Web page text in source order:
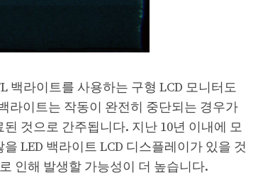
백라이트를 사용하는 구형 LCD 모니터도
라이트는 작동이 완전히 중단되는 경우가
것으로 간주됩니다. 지난 10년 이내에 모
LED 백라이트 LCD 디스플레이가 있을 것
인해 발생할 가능성이 더 높습니다.